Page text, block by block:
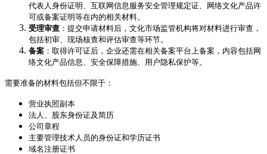
代表人身份证明、互联网信息服务安全管理规定证、网络文化产品许
可或备案证明等在内的相关材料。
受理审查 ：提交申请材料后，文化市场监管机构将对材料进行审查，
包括初审、现场核查和评估审查等环节。
备案 ：取得许可证后，企业还需在相关备案平台上备案，内容包括网
络文化产品信息、安全保障措施、用户隐私保护等。
需要准备的材料包括但不限于：
营业执照副本
法人、股东身份证及简历
公司章程
主要管理技术人员的身份证和学历证书
域名注册证书